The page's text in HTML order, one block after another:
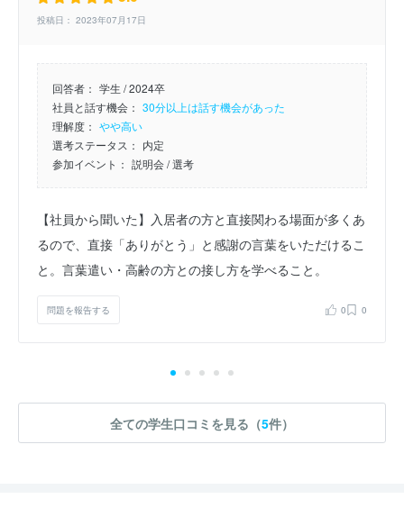
投稿日： 2023年07月17日
回答者： 学生 / 2024卒
社員と話す機会： 30分以上は話す機会があった
理解度： やや高い
選考ステータス： 内定
参加イベント： 説明会/ 選考
【社員から聞いた】入居者の方と直接関わる場面が多くあ
るので、直接「ありがとう」と感謝の言葉をいただけるこ
と。言葉遣い・高齢の方との接し方を学べること。
問題を報告する 0 0
全ての学生口コミを見る（5件）